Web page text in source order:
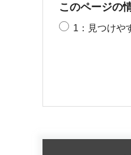
このページの
1：見つけや